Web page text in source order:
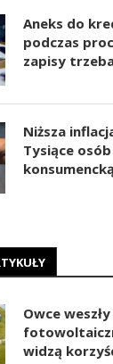
Aneks do
podczas
zapisy
Niższa
Tysiące osób
konsumencką
Owce
widzą